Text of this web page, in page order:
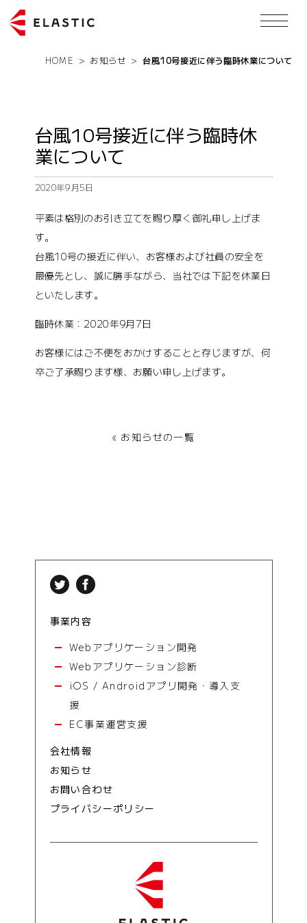
HOME > お知らせ > 台風10号接近に伴う臨時休業について
台風10号接近に伴う臨時休
業について
2020年9月5日
平素は格別のお引き立てを賜り厚く御礼申し上げま
す。
台風10号の接近に伴い、お客様および社員の安全を
最優先とし、誠に勝手ながら、当社では下記を休業日
といたします。
臨時休業：2020年9月7日
お客様にはご不便をおかけすることと存じますが、何
卒ご了承賜ります様、お願い申し上げます。
« お知らせの一覧
事業内容
Webアプリケーション開発
Webアプリケーション診断
iOS / Androidアプリ開発・導入支
援
EC事業運営支援
会社情報
お知らせ
お問い合わせ
プライバシーポリシー